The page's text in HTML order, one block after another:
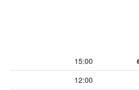
15:00
12:00